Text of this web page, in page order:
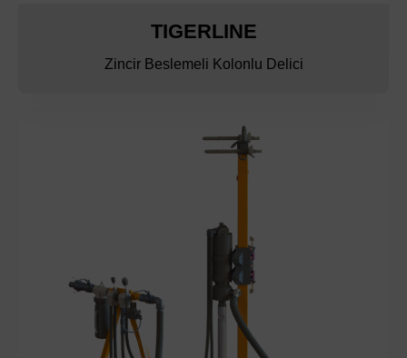
TIGERLINE
Zincir Beslemeli Kolonlu Delici